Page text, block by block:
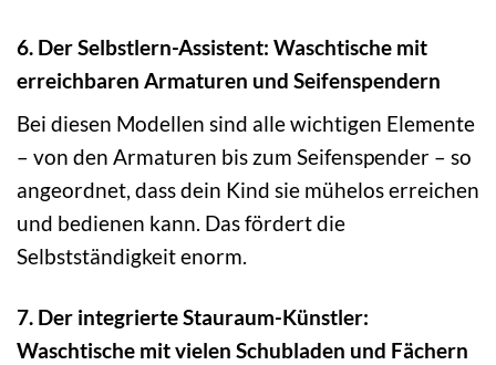
6. Der Selbstlern-Assistent: Waschtische mit
erreichbaren Armaturen und Seifenspendern
Bei diesen Modellen sind alle wichtigen Elemente
– von den Armaturen bis zum Seifenspender – so
angeordnet, dass dein Kind sie mühelos erreichen
und bedienen kann. Das fördert die
Selbstständigkeit enorm.
7. Der integrierte Stauraum-Künstler:
Waschtische mit vielen Schubladen und Fächern